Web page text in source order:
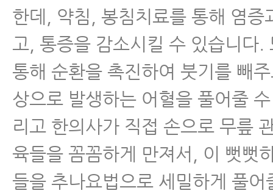
한데, 약침, 봉침치료를 통해 염증
고, 통증을 감소시킬 수 있습니다.
통해 순환을 촉진하여 붓기를 빼
상으로 발생하는 어혈을 풀어줄
리고 한의사가 직접 손으로 무릎
육들을 꼼꼼하게 만져서, 이 뻣뻣
들을 추나요법으로 세밀하게 풀어